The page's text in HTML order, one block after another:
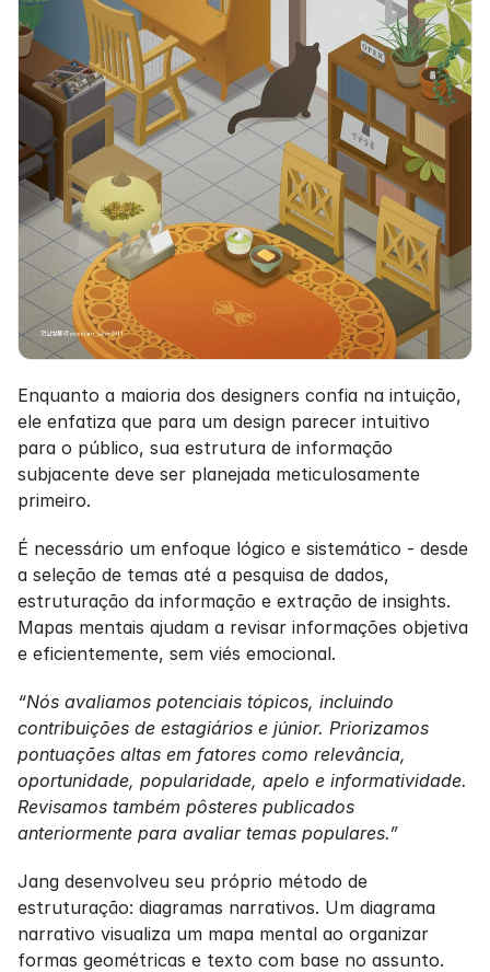
Enquanto a maioria dos designers confia na intuição,
ele enfatiza que para um design parecer intuitivo
para o público, sua estrutura de informação
subjacente deve ser planejada meticulosamente
primeiro.
É necessário um enfoque lógico e sistemático - desde
a seleção de temas até a pesquisa de dados,
estruturação da informação e extração de insights.
Mapas mentais ajudam a revisar informações objetiva
e eficientemente, sem viés emocional.
“Nós avaliamos potenciais tópicos, incluindo
contribuições de estagiários e júnior. Priorizamos
pontuações altas em fatores como relevância,
oportunidade, popularidade, apelo e informatividade.
Revisamos também pôsteres publicados
anteriormente para avaliar temas populares.”
Jang desenvolveu seu próprio método de
estruturação: diagramas narrativos. Um diagrama
narrativo visualiza um mapa mental ao organizar
formas geométricas e texto com base no assunto.